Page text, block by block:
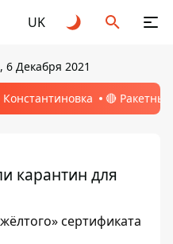
UK
6 Декабря 2021
🔴
карантин для
сертификата